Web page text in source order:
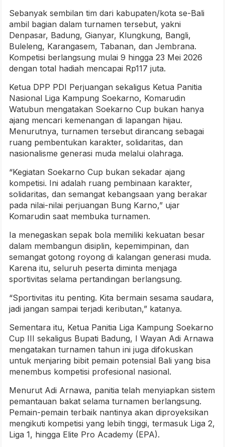
Sebanyak sembilan tim dari kabupaten/kota se-Bali
ambil bagian dalam turnamen tersebut, yakni
Denpasar, Badung, Gianyar, Klungkung, Bangli,
Buleleng, Karangasem, Tabanan, dan Jembrana.
Kompetisi berlangsung mulai 9 hingga 23 Mei 2026
dengan total hadiah mencapai Rp117 juta.
Ketua DPP PDI Perjuangan sekaligus Ketua Panitia
Nasional Liga Kampung Soekarno, Komarudin
Watubun mengatakan Soekarno Cup bukan hanya
ajang mencari kemenangan di lapangan hijau.
Menurutnya, turnamen tersebut dirancang sebagai
ruang pembentukan karakter, solidaritas, dan
nasionalisme generasi muda melalui olahraga.
“Kegiatan Soekarno Cup bukan sekadar ajang
kompetisi. Ini adalah ruang pembinaan karakter,
solidaritas, dan semangat kebangsaan yang berakar
pada nilai-nilai perjuangan Bung Karno,” ujar
Komarudin saat membuka turnamen.
Ia menegaskan sepak bola memiliki kekuatan besar
dalam membangun disiplin, kepemimpinan, dan
semangat gotong royong di kalangan generasi muda.
Karena itu, seluruh peserta diminta menjaga
sportivitas selama pertandingan berlangsung.
“Sportivitas itu penting. Kita bermain sesama saudara,
jadi jangan sampai terjadi keributan,” katanya.
Sementara itu, Ketua Panitia Liga Kampung Soekarno
Cup III sekaligus Bupati Badung, I Wayan Adi Arnawa
mengatakan turnamen tahun ini juga difokuskan
untuk menjaring bibit pemain potensial Bali yang bisa
menembus kompetisi profesional nasional.
Menurut Adi Arnawa, panitia telah menyiapkan sistem
pemantauan bakat selama turnamen berlangsung.
Pemain-pemain terbaik nantinya akan diproyeksikan
mengikuti kompetisi yang lebih tinggi, termasuk Liga 2,
Liga 1, hingga Elite Pro Academy (EPA).